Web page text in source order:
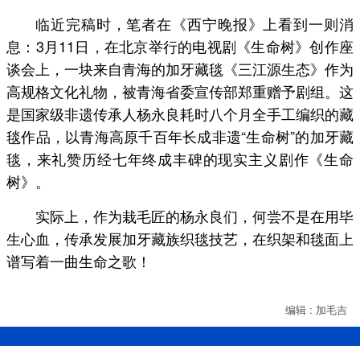
临近完稿时，笔者在《西宁晚报》上看到一则消
息：3月11日，在北京举行的电视剧《生命树》创作座
谈会上，一块来自青海的加牙藏毯《三江源生态》作为
高规格文化礼物，被青海省委宣传部郑重赠予剧组。这
是国家级非遗传承人杨永良耗时八个月全手工编织的藏
毯作品，以青海高原千百年长成非遗“生命树”的加牙藏
毯，来礼赞历经七年终成丰碑的现实主义剧作《生命
树》。
实际上，作为栽毛匠的杨永良们，何尝不是在用毕
生心血，传承发展加牙藏族织毯技艺，在织架和毯面上
谱写着一曲生命之歌！
编辑 : 加毛吉